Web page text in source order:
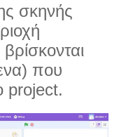
σκηνής
που
project.